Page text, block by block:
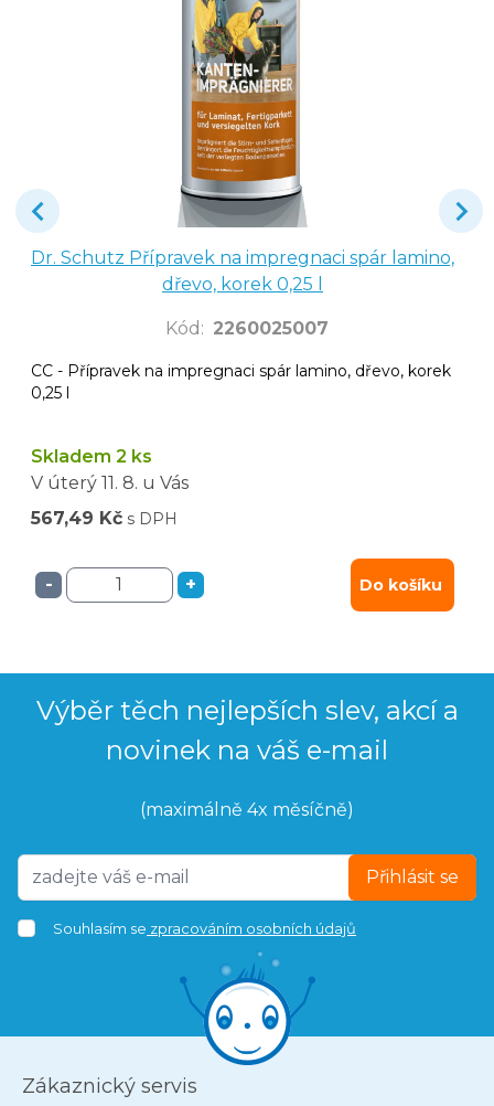
Dr. Schutz Přípravek na impregnaci spár lamino,
dřevo, korek 0,25 l
Kód : 2260025007
CC - Přípravek na impregnaci spár lamino, dřevo, korek
0,25 l
Skladem 2 ks
V úterý 11. 8. u Vás
567,49 Kč s DPH
- + Do košíku
Výběr těch nejlepších slev, akcí a
novinek na váš e-mail
(maximálně 4x měsíčně)
Přihlásit se
Souhlasím se zpracováním osobních údajů
Zákaznický servis